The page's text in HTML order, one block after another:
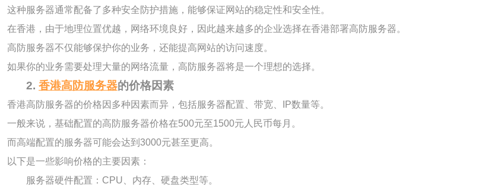
这种服务器通常配备了多种安全防护措施，能够保证网站的稳定性和安全性。
在香港，由于地理位置优越，网络环境良好，因此越来越多的企业选择在香港部署高防服务器。
高防服务器不仅能够保护你的业务，还能提高网站的访问速度。
如果你的业务需要处理大量的网络流量，高防服务器将是一个理想的选择。
2. 香港高防服务器的价格因素
香港高防服务器的价格因多种因素而异，包括服务器配置、带宽、IP数量等。
一般来说，基础配置的高防服务器价格在500元至1500元人民币每月。
而高端配置的服务器可能会达到3000元甚至更高。
以下是一些影响价格的主要因素：
服务器硬件配置：CPU、内存、硬盘类型等。